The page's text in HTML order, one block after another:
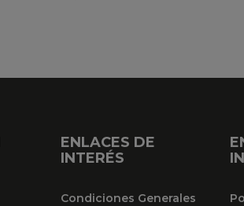
ENLACES DE
INTERÉS
Condiciones Generales